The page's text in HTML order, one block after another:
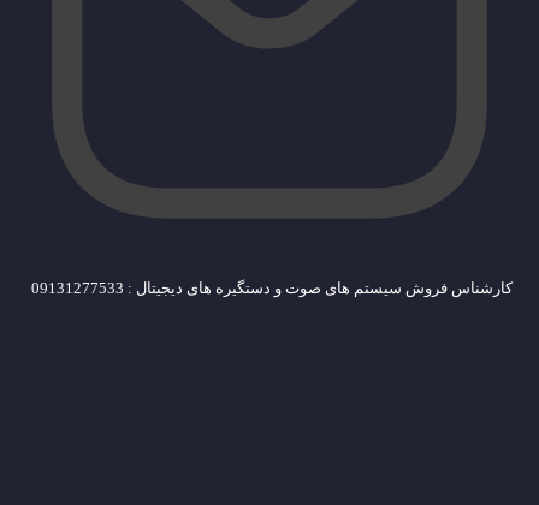
کارشناس فروش سیستم های صوت و دستگیره های دیجیتال : 09131277533